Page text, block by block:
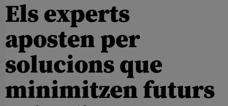
Els experts
aposten per
solucions que
minimitzen futurs